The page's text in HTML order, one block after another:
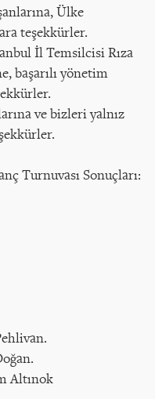
Ülke
teşekkürler.
İl Temsilcisi Rıza
başarılı yönetim
ve bizleri yalnız
Turnuvası Sonuçları:
Altınok